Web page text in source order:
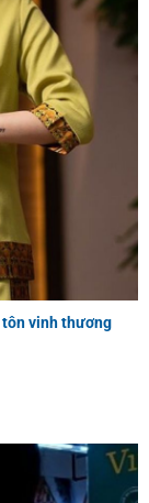
tôn vinh thương